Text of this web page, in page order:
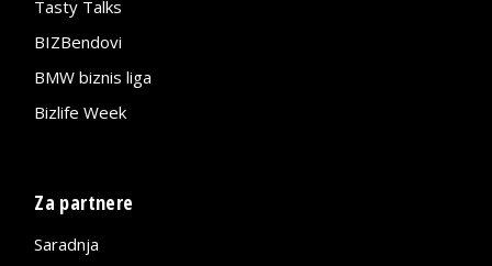
Tasty Talks
BIZBendovi
BMW biznis liga
Bizlife Week
Za partnere
Saradnja